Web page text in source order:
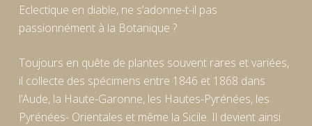
Eclectique en diable, ne s’adonne-t-il pas
passionnément à la Botanique ?
Toujours en quête de plantes souvent rares et variées,
il collecte des spécimens entre 1846 et 1868 dans
l’Aude, la Haute-Garonne, les Hautes-Pyrénées, les
Pyrénées- Orientales et même la Sicile. Il devient ainsi